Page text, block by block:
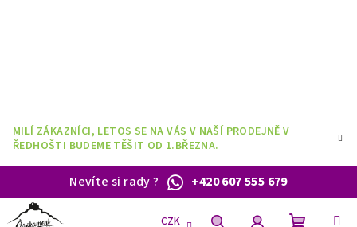
MILÍ ZÁKAZNÍCI, LETOS SE NA VÁS V NAŠÍ PRODEJNĚ V
ŘEDHOŠTI BUDEME TĚŠIT OD 1.BŘEZNA.
Nevíte si rady? +420 607 555 679
CZK